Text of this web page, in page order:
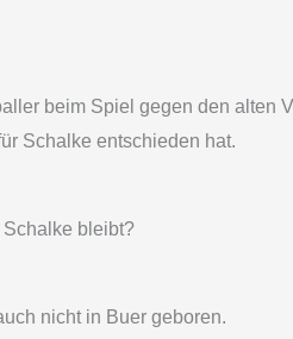
beim Spiel gegen den
Schalke entschieden hat.
bleibt?
nicht in Buer geboren.